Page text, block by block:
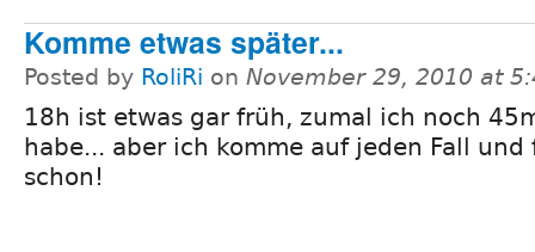
Komme etwas später...
Posted by RoliRi on November 29, 2010 at
18h ist etwas gar früh, zumal ich noch
habe... aber ich komme auf jeden Fall und
schon!